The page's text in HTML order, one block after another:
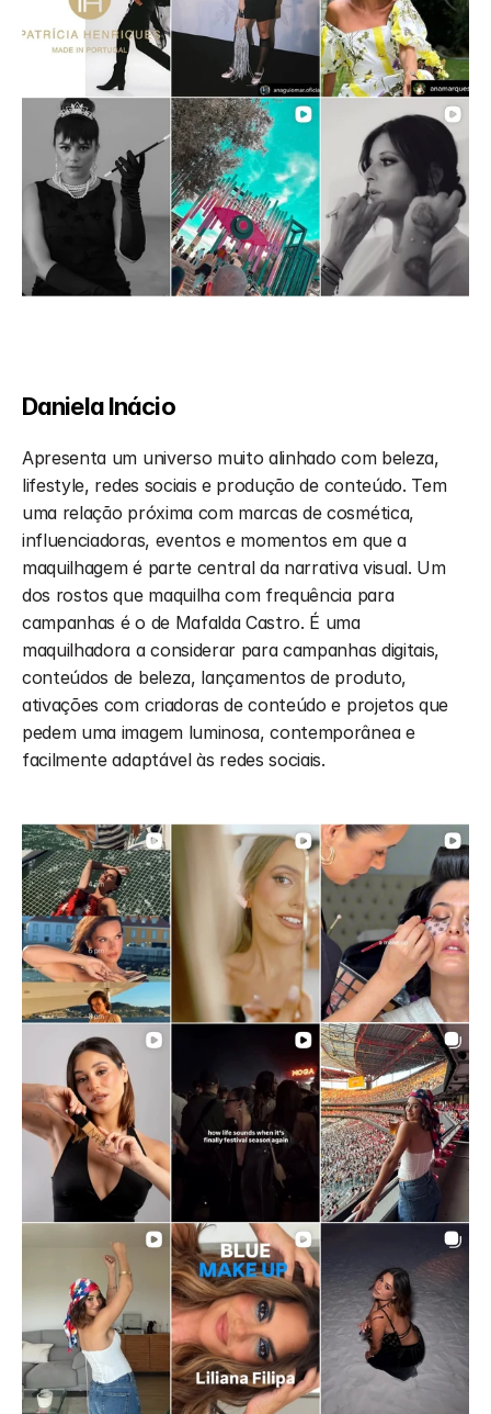
Daniela Inácio
Apresenta um universo muito alinhado com beleza,
lifestyle, redes sociais e produção de conteúdo. Tem
uma relação próxima com marcas de cosmética,
influenciadoras, eventos e momentos em que a
maquilhagem é parte central da narrativa visual. Um
dos rostos que maquilha com frequência para
campanhas é o de Mafalda Castro. É uma
maquilhadora a considerar para campanhas digitais,
conteúdos de beleza, lançamentos de produto,
ativações com criadoras de conteúdo e projetos que
pedem uma imagem luminosa, contemporânea e
facilmente adaptável às redes sociais.